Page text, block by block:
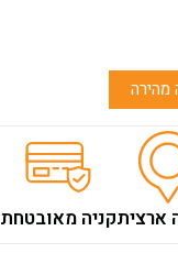
מהירה
ארציתקניה מאובטחת